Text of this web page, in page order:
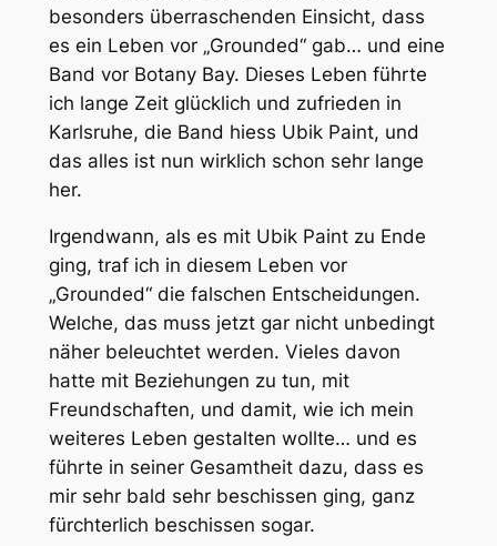
besonders überraschenden Einsicht, dass
es ein Leben vor „Grounded“ gab… und eine
Band vor Botany Bay. Dieses Leben führte
ich lange Zeit glücklich und zufrieden in
Karlsruhe, die Band hiess Ubik Paint, und
das alles ist nun wirklich schon sehr lange
her.
Irgendwann, als es mit Ubik Paint zu Ende
ging, traf ich in diesem Leben vor
„Grounded“ die falschen Entscheidungen.
Welche, das muss jetzt gar nicht unbedingt
näher beleuchtet werden. Vieles davon
hatte mit Beziehungen zu tun, mit
Freundschaften, und damit, wie ich mein
weiteres Leben gestalten wollte… und es
führte in seiner Gesamtheit dazu, dass es
mir sehr bald sehr beschissen ging, ganz
fürchterlich beschissen sogar.